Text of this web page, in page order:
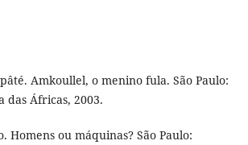
Amkoullel, o menino fula. São Paulo:
das Áfricas, 2003.
Homens ou máquinas? São Paulo: